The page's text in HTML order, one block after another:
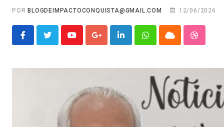
POR BLOGDEIMPACTOCONQUISTA@GMAIL.COM 12/06/2026
YoutubeGoogle+LinkedInWhatsappCloud